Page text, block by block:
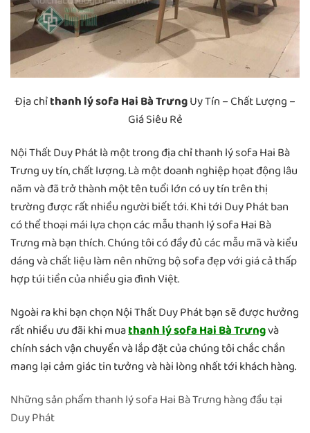
Địa chỉthanh lý sofa Hai Bà TrưngUy Tín – Chất Lượng –
Giá Siêu Rẻ
Nội Thất Duy Phát là một trong địa chỉ thanh lý sofa Hai Bà
Trưng uy tín, chất lượng. Là một doanh nghiệp họat động lâu
năm và đã trở thành một tên tuổi lớn có uy tín trên thị
trường được rất nhiều người biết tới. Khi tới Duy Phát ban
có thể thoại mái lựa chọn các mẫu thanh lý sofa Hai Bà
Trưng mà bạn thích. Chúng tôi có đầy đủ các mẫu mã và kiểu
dáng và chất liệu làm nên những bộ sofa đẹp với giá cả thấp
hợp túi tiền của nhiều gia đình Việt.
Ngoài ra khi bạn chọn Nội Thất Duy Phát bạn sẽ được hưởng
rất nhiều ưu đãi khi muathanh lý sofa Hai Bà Trưngvà
chính sách vận chuyển và lắp đặt của chúng tôi chắc chắn
mang lại cảm giác tin tưởng và hài lòng nhất tới khách hàng.
Những sản phẩm thanh lý sofa Hai Bà Trưng hàng đầu tại
Duy Phát